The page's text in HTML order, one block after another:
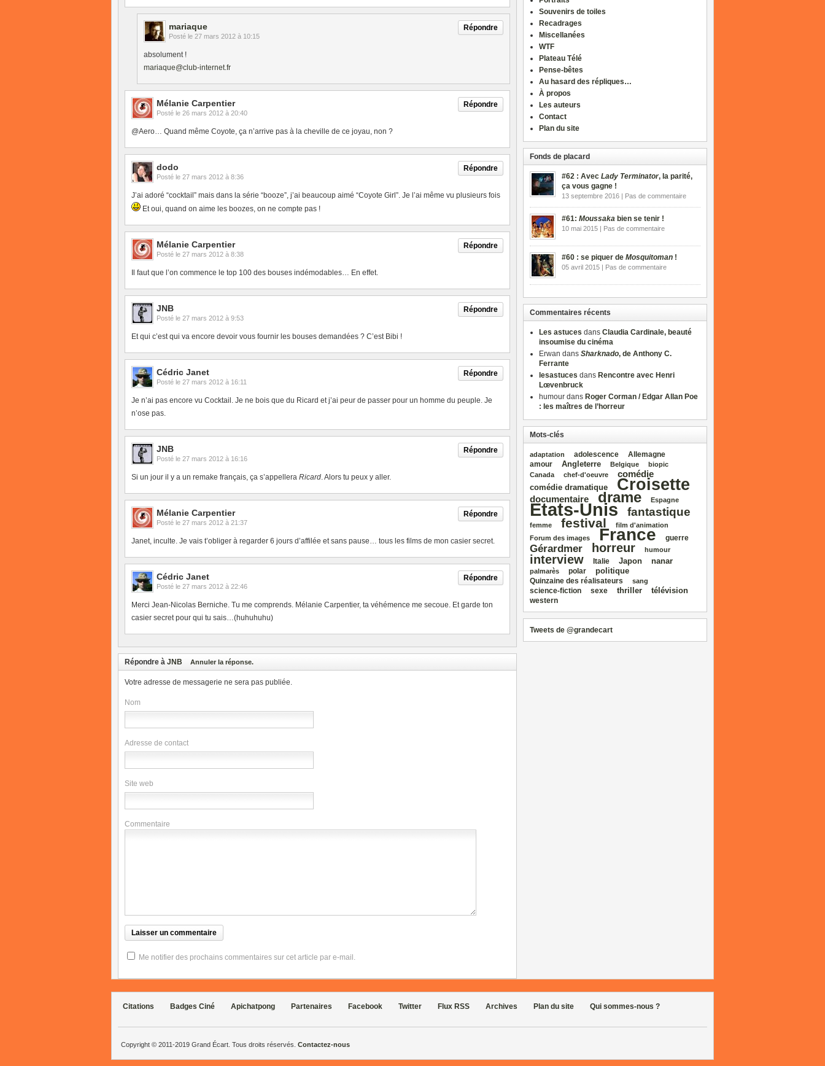
Répondre
mariaque
Posté le 27 mars 2012 à 10:15
absolument !
mariaque@club-internet.fr
Répondre
Mélanie Carpentier
Posté le 26 mars 2012 à 20:40
@Aero… Quand même Coyote, ça n’arrive pas à la cheville de ce joyau, non ?
Répondre
dodo
Posté le 27 mars 2012 à 8:36
J’ai adoré “cocktail” mais dans la série “booze”, j’ai beaucoup aimé “Coyote Girl”. Je l’ai même vu plusieurs fois
Et oui, quand on aime les boozes, on ne compte pas !
Répondre
Mélanie Carpentier
Posté le 27 mars 2012 à 8:38
Il faut que l’on commence le top 100 des bouses indémodables… En effet.
Répondre
JNB
Posté le 27 mars 2012 à 9:53
Et qui c’est qui va encore devoir vous fournir les bouses demandées ? C’est Bibi !
Répondre
Cédric Janet
Posté le 27 mars 2012 à 16:11
Je n’ai pas encore vu Cocktail. Je ne bois que du Ricard et j’ai peur de passer pour un homme du peuple. Je
n’ose pas.
Répondre
JNB
Posté le 27 mars 2012 à 16:16
Si un jour il y a un remake français, ça s’appellera Ricard. Alors tu peux y aller.
Répondre
Mélanie Carpentier
Posté le 27 mars 2012 à 21:37
Janet, inculte. Je vais t’obliger à regarder 6 jours d’affilée et sans pause… tous les films de mon casier secret.
Répondre
Cédric Janet
Posté le 27 mars 2012 à 22:46
Merci Jean-Nicolas Berniche. Tu me comprends. Mélanie Carpentier, ta véhémence me secoue. Et garde ton
casier secret pour qui tu sais…(huhuhuhu)
Répondre à JNB Annuler la réponse.
Votre adresse de messagerie ne sera pas publiée.
Nom
Adresse de contact
Site web
Commentaire
Me notifier des prochains commentaires sur cet article par e-mail.
Souvenirs de toiles
Recadrages
Miscellanées
WTF
Plateau Télé
Pense-bêtes
Au hasard des répliques…
À propos
Les auteurs
Contact
Plan du site
Fonds de placard
#62 : Avec Lady Terminator, la parité,
ça vous gagne !
13 septembre 2016 | Pas de commentaire
#61: Moussaka bien se tenir !
10 mai 2015 | Pas de commentaire
#60 : se piquer de Mosquitoman !
05 avril 2015 | Pas de commentaire
Commentaires récents
Les astuces dans Claudia Cardinale, beauté
insoumise du cinéma
Erwan dans Sharknado, de Anthony C.
Ferrante
lesastuces dans Rencontre avec Henri
Lœvenbruck
humour dans Roger Corman / Edgar Allan Poe
: les maîtres de l’horreur
Mots-clés
adaptation adolescence Allemagne
amour Angleterre Belgique
biopic
Canada
chef‑d'oeuvre comédie
comédie dramatique Croisette
documentaire drame Espagne
Etats‑Unis fantastique
femme festival
film d'animation
Forum des images
France guerre
Gérardmer horreur humour
interview Italie Japon nanar
palmarès polar politique
Quinzaine des réalisateurs sang
science‑fiction sexe thriller télévision
western
Tweets de @grandecart
Citations Badges Ciné Apichatpong Partenaires Facebook Twitter Flux RSS Archives Plan du site Qui sommes-nous ?
Copyright © 2011-2019 Grand Écart. Tous droits réservés. Contactez-nous